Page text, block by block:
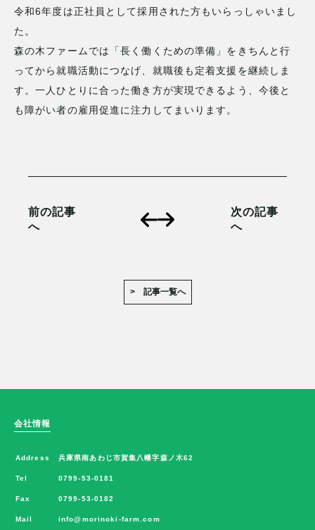
令和6年度は正社員として採用された方もいらっしゃいまし
た。
森の木ファームでは「長く働くための準備」をきちんと行
ってから就職活動につなげ、就職後も定着支援を継続しま
す。一人ひとりに合った働き方が実現できるよう、今後と
も障がい者の雇用促進に注力してまいります。
前の記事
へ
次の記事
へ
> 記事一覧へ
会社情報
Address 兵庫県南あわじ市賀集八幡字森ノ木62
Tel 0799-53-0181
Fax 0799-53-0182
Mail info@morinoki-farm.com